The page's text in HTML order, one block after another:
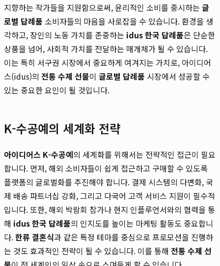
지향하는 작가들을 지원함으로써, 윤리적인 소비를 중시하는 글
로벌 답례품 소비자들의 마음을 사로잡을 수 있습니다. 환경을 생
각하고, 장인의 노동 가치를 존중하는 idus 한국 답례품은 단순한
상품을 넘어, 사회적 가치를 전달하는 매개체가 될 수 있습니다.
이는 특히 서구권 시장에서 중요하게 여겨지는 가치로, 아이디어
스(idus)의 전통 수제 선물이 글로벌 답례품 시장에서 성공할 수
있는 중요한 요인이 될 것입니다.
K-수공예의 세계화 전략
아이디어스 K-수공예의 세계화를 위해서는 전략적인 접근이 필요
합니다. 먼저, 해외 소비자들이 쉽게 접근하고 구매할 수 있도록
플랫폼의 글로벌화를 추진해야 합니다. 결제 시스템의 다변화, 국
제 배송 파트너십 강화, 그리고 다국어 고객 서비스 지원이 필수적
입니다. 또한, 해외 박람회 참가나 현지 인플루언서와의 협력을 통
해 idus 한국 답례품의 인지도를 높이는 마케팅 활동도 중요합니
다.한류 결혼식과 같은 특정 테마를 중심으로 프로모션을 진행하
는 것도 효과적인 전략이 될 수 있습니다. 이를 통해 전통 수제 선